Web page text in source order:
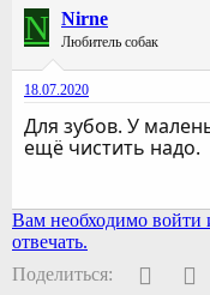
N Nirne
Любитель собак
18.07.2020
Для зубов. У
ещё чистить надо.
Вам необходимо войти
отвечать.
Поделиться: